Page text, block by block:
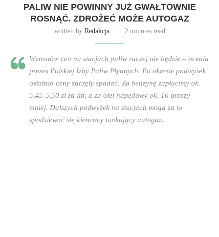
PALIW NIE POWINNY JUŻ GWAŁTOWNIE
ROSNĄĆ. ZDROŻEĆ MOŻE AUTOGAZ
written by Redakcja 2 minutes read
Wzrostów cen na stacjach paliw raczej nie będzie – ocenia
prezes Polskiej Izby Paliw Płynnych. Po okresie podwyżek
ostatnio ceny zaczęły spadać. Za benzynę zapłacimy ok.
5,45-5,50 zł za litr, a za olej napędowy ok. 10 groszy
mniej. Dalszych podwyżek na stacjach mogą za to
spodziewać się kierowcy tankujący autogaz.